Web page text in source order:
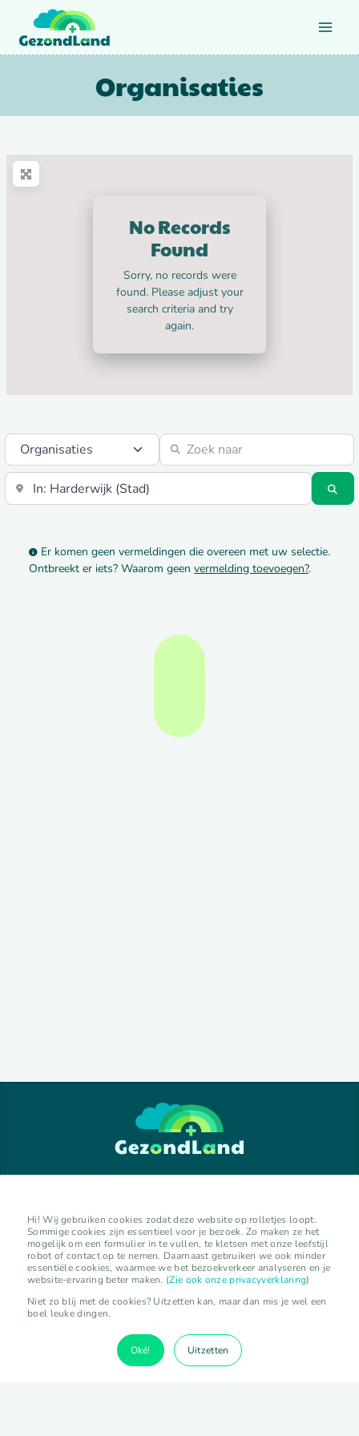
Hi! Wij gebruiken cookies zodat deze website op rolletjes loopt.
Sommige cookies zijn essentieel voor je bezoek. Zo maken ze het
mogelijk om een formulier in te vullen, te kletsen met onze leefstijl
robot of contact op te nemen. Daarnaast gebruiken we ook minder
essentiële cookies, waarmee we het bezoekverkeer analyseren en je
website-ervaring beter maken. (Zie ook onze privacyverklaring)
Niet zo blij met de cookies? Uitzetten kan, maar dan mis je wel een
boel leuke dingen.
Oké! Uitzetten
Doorgaan
inhoud
Organisaties
No Records
Found
Sorry, no records were
found. Please adjust your
search criteria and try
again.
Select search type Zoek naar
Vlakbij
Er komen geen vermeldingen die overeen met uw selectie.
Ontbreekt er iets? Waarom geen vermelding toevoegen?.
GezondLand verkennen
lokale initiatieven
organisaties
experts
kalender
activiteiten